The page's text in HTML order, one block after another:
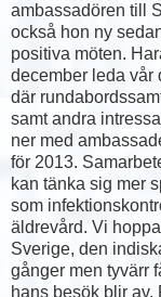
ambassadören till
också hon ny
positiva möten.
december leda vår
där
samt andra
ner med
för 2013.
kan tänka sig mer
som
äldrevård. Vi
Sverige, den
gånger men tyvärr
hans besök blir